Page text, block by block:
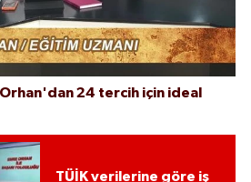
Orhan'dan 24 tercih için ideal
TÜİK verilerine göre iş